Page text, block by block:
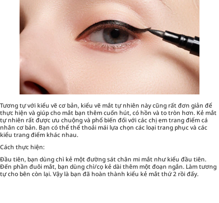
Tương tự với kiểu vẽ cơ bản, kiểu vẽ mắt tự nhiên này cũng rất đơn giản để
thực hiện và giúp cho mắt bạn thêm cuốn hút, có hồn và to tròn hơn. Kẻ mắt
tự nhiên rất được ưu chuộng và phổ biến đối với các chị em trang điểm cá
nhân cơ bản. Bạn có thể thể thoải mái lựa chọn các loại trang phục và các
kiểu trang điểm khác nhau.
Cách thực hiện:
Đầu tiên, bạn dùng chì kẻ một đường sát chân mi mắt như kiểu đầu tiên.
Đến phần đuôi mắt, bạn dùng chì/cọ kẻ dài thêm một đoạn ngắn. Làm tương
tự cho bên còn lại. Vậy là bạn đã hoàn thành kiểu kẻ mắt thứ 2 rồi đấy.